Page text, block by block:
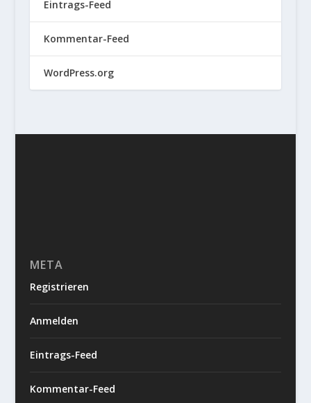
Eintrags-Feed
Kommentar-Feed
WordPress.org
META
Registrieren
Anmelden
Eintrags-Feed
Kommentar-Feed